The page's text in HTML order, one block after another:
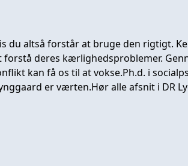
du altså forstår at bruge den rigtigt.
deres kærlighedsproblemer.
kan få os til at vokse.Ph.d. i
er værten.Hør alle afsnit i DR